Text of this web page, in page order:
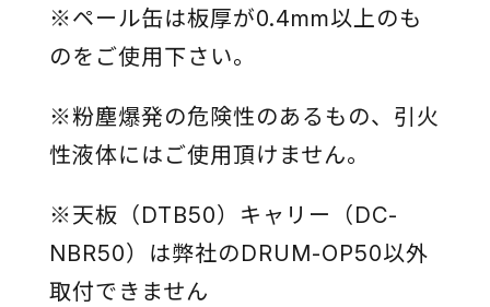
※ペール缶は板厚が0.4mm以上のも
のをご使用下さい。
※粉塵爆発の危険性のあるもの、引火
性液体にはご使用頂けません。
※天板（DTB50）キャリー（DC-
NBR50）は弊社のDRUM-OP50以外
取付できません